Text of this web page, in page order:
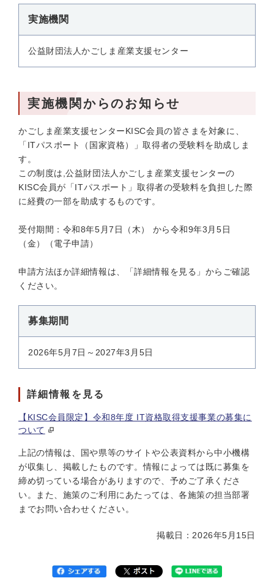
実施機関
公益財団法人かごしま産業支援センター
実施機関からのお知らせ
かごしま産業支援センターKISC会員の皆さまを対象に、
「ITパスポート（国家資格）」取得者の受験料を助成しま
す。
この制度は,公益財団法人かごしま産業支援センターの
KISC会員が「ITパスポート」取得者の受験料を負担した際
に経費の一部を助成するものです。
受付期間：令和8年5月7日（木） から令和9年3月5日
（金）（電子申請）
申請方法ほか詳細情報は、「詳細情報を見る」からご確認
ください。
募集期間
2026年5月7日～2027年3月5日
詳細情報を見る
【KISC会員限定】令和8年度 IT資格取得支援事業の募集に
ついて
上記の情報は、国や県等のサイトや公表資料から中小機構
が収集し、掲載したものです。情報によっては既に募集を
締め切っている場合がありますので、予めご了承くださ
い。また、施策のご利用にあたっては、各施策の担当部署
までお問い合わせください。
掲載日：2026年5月15日